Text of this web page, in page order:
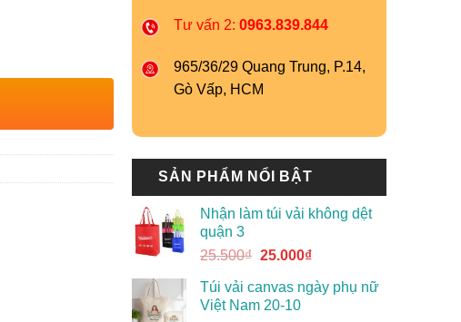
Tư vấn 2: 0963.839.844
965/36/29 Quang Trung, P.14,
Gò Vấp, HCM
SẢN PHẨM NỔI BẬT
Nhận làm túi vải không dệt
quận 3
25.500₫ 25.000₫
Túi vải canvas ngày phụ nữ
Việt Nam 20-10